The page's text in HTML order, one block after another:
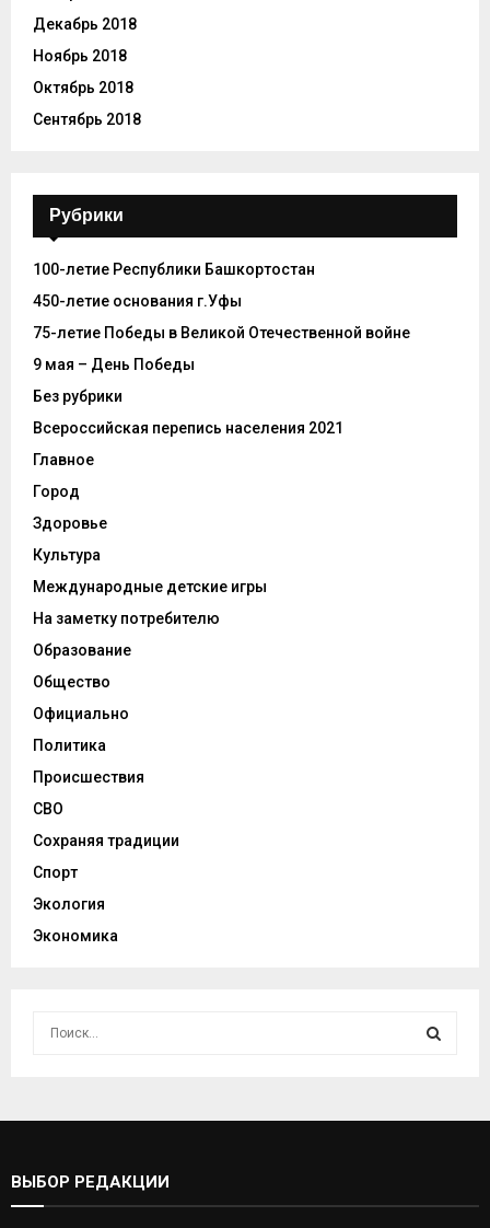
Декабрь 2018
Ноябрь 2018
Октябрь 2018
Сентябрь 2018
Рубрики
100-летие Республики Башкортостан
450-летие основания г.Уфы
75-летие Победы в Великой Отечественной войне
9 мая – День Победы
Без рубрики
Всероссийская перепись населения 2021
Главное
Город
Здоровье
Культура
Международные детские игры
На заметку потребителю
Образование
Общество
Официально
Политика
Происшествия
СВО
Сохраняя традиции
Спорт
Экология
Экономика
С
А
ВЫБОР РЕДАКЦИИ